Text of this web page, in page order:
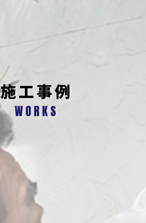
施工事例
WORKS